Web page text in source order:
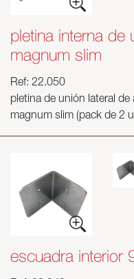
pletina interna de
magnum slim
Ref: 22.050
pletina de unión lateral
magnum slim (pack de 2
escuadra interior